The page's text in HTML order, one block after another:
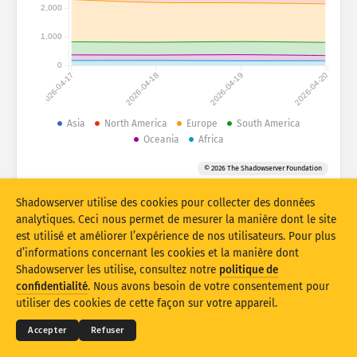
Statistiques d’attaque : appareils
Ensemble de données
Balise
Stacking Empilé Se chevauchant
Mettre à jour les résultats automatiquement
Mettre à jour Réinitialiser
2026-04-17 2026-04-18 2026-04-19 2026-04-20
0
1,000
2,000
Asia North America Europe
South America
Oceania
Africa
© 2026 The Shadowserver Foundation
© 2026THE SHADOWSERVER FOUNDATION
Confidentialité et conditions
Contactez-nous
Mentions
Shadowserver utilise des cookies pour collecter des données
analytiques. Ceci nous permet de mesurer la manière dont le site
est utilisé et améliorer l’expérience de nos utilisateurs. Pour plus
d’informations concernant les cookies et la manière dont
Shadowserver les utilise, consultez notre politique de
confidentialité. Nous avons besoin de votre consentement pour
utiliser des cookies de cette façon sur votre appareil.
Accepter Refuser